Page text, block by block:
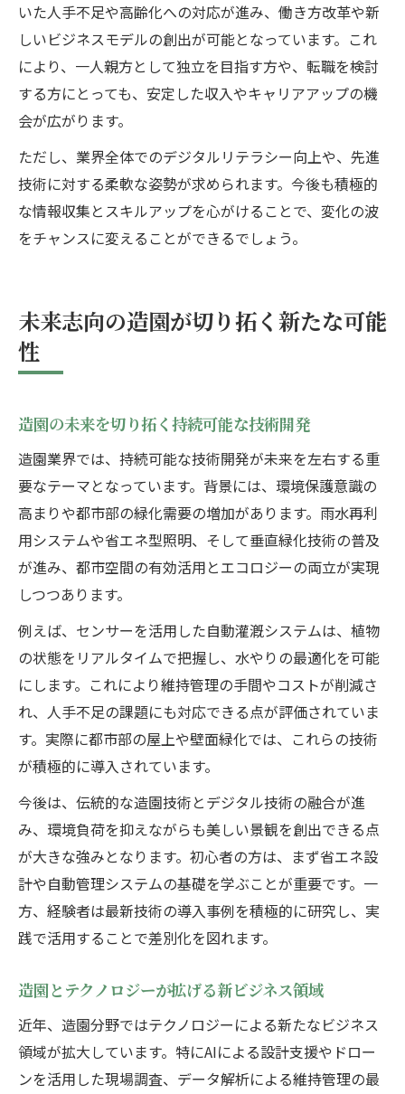
いた人手不足や高齢化への対応が進み、働き方改革や新
しいビジネスモデルの創出が可能となっています。これ
により、一人親方として独立を目指す方や、転職を検討
する方にとっても、安定した収入やキャリアアップの機
会が広がります。
ただし、業界全体でのデジタルリテラシー向上や、先進
技術に対する柔軟な姿勢が求められます。今後も積極的
な情報収集とスキルアップを心がけることで、変化の波
をチャンスに変えることができるでしょう。
未来志向の造園が切り拓く新たな可能
性
造園の未来を切り拓く持続可能な技術開発
造園業界では、持続可能な技術開発が未来を左右する重
要なテーマとなっています。背景には、環境保護意識の
高まりや都市部の緑化需要の増加があります。雨水再利
用システムや省エネ型照明、そして垂直緑化技術の普及
が進み、都市空間の有効活用とエコロジーの両立が実現
しつつあります。
例えば、センサーを活用した自動灌漑システムは、植物
の状態をリアルタイムで把握し、水やりの最適化を可能
にします。これにより維持管理の手間やコストが削減さ
れ、人手不足の課題にも対応できる点が評価されていま
す。実際に都市部の屋上や壁面緑化では、これらの技術
が積極的に導入されています。
今後は、伝統的な造園技術とデジタル技術の融合が進
み、環境負荷を抑えながらも美しい景観を創出できる点
が大きな強みとなります。初心者の方は、まず省エネ設
計や自動管理システムの基礎を学ぶことが重要です。一
方、経験者は最新技術の導入事例を積極的に研究し、実
践で活用することで差別化を図れます。
造園とテクノロジーが拡げる新ビジネス領域
近年、造園分野ではテクノロジーによる新たなビジネス
領域が拡大しています。特にAIによる設計支援やドロー
ンを活用した現場調査、データ解析による維持管理の最